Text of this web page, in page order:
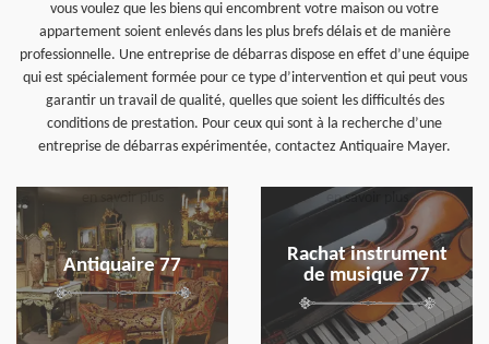
vous voulez que les biens qui encombrent votre maison ou votre
appartement soient enlevés dans les plus brefs délais et de manière
professionnelle. Une entreprise de débarras dispose en effet d’une équipe
qui est spécialement formée pour ce type d’intervention et qui peut vous
garantir un travail de qualité, quelles que soient les difficultés des
conditions de prestation. Pour ceux qui sont à la recherche d’une
entreprise de débarras expérimentée, contactez Antiquaire Mayer.
Antiquaire 77
en savoir plus
Rachat instrument
de musique 77
en savoir plus